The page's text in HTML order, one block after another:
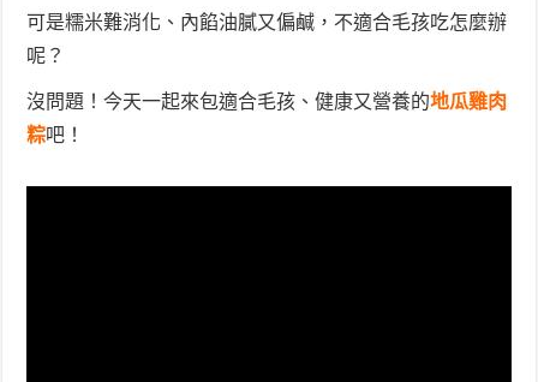
可是糯米難消化、內餡油膩又偏鹹，不適合毛孩吃怎麼辦
呢？
沒問題！今天一起來包適合毛孩、健康又營養的地瓜雞肉
粽吧！